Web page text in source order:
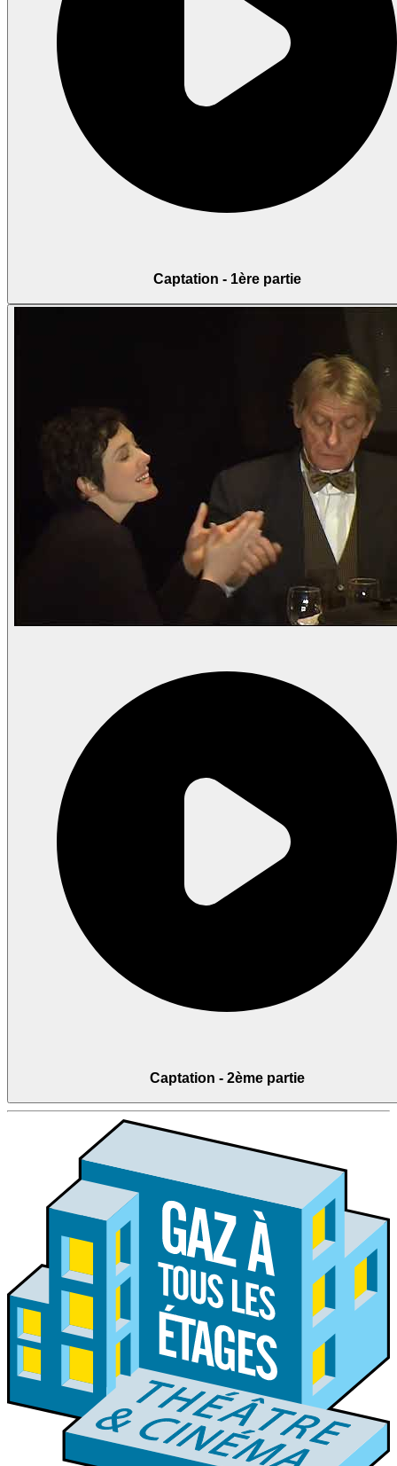
Captation - 1ère partie
Captation - 2ème partie